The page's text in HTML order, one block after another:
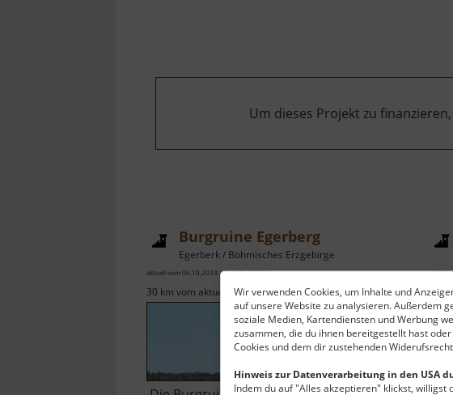
Wir verwenden Cookies, um Inhalte und
auf unsere Website zu analysieren. Außerdem
soziale Medien, Kartendiensten und Werbung
zusammen, die du ihnen bereitgestellt hast
Cookies und dem dir zustehenden
Hinweis zur Datenverarbeitung in den USA
Indem du auf "Alles akzeptieren" klickst, willigst
Um dieses Projekt zu
Burgruine Egerberg
Egerberk / Böhmisches Erzgebirge
aktuell vom 06.10.2024 / Zugriffe: 29021
30 km vom aktuellen Standort
aktuell
28